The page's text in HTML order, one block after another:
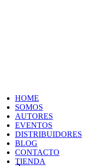
HOME
SOMOS
AUTORES
EVENTOS
DISTRIBUIDORES
BLOG
CONTACTO
TIENDA